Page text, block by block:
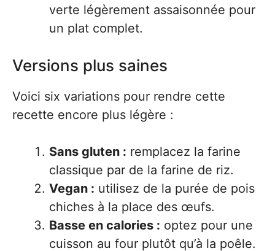
verte légèrement assaisonnée pour
un plat complet.
Versions plus saines
Voici six variations pour rendre cette
recette encore plus légère :
Sans gluten : remplacez la farine
classique par de la farine de riz.
Vegan : utilisez de la purée de pois
chiches à la place des œufs.
Basse en calories : optez pour une
cuisson au four plutôt qu’à la poêle.